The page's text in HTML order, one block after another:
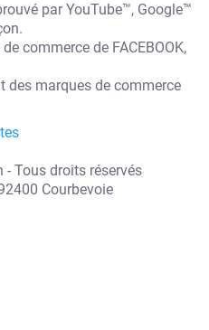
par YouTube™, Google™
commerce de FACEBOOK,
des marques de commerce
Tous droits réservés
Courbevoie